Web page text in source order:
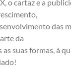
o cartaz e a
das
da
suas formas, à